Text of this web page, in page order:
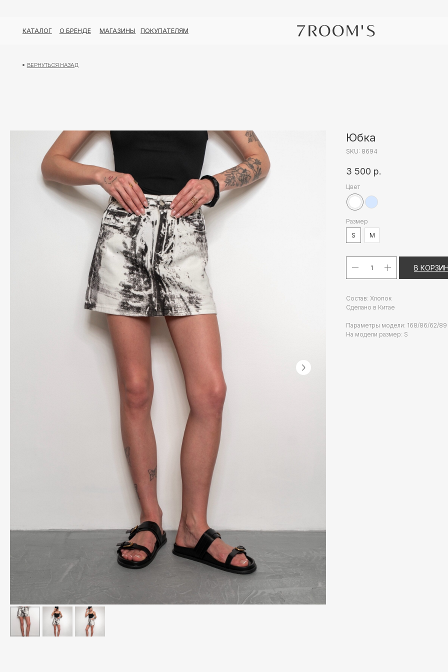
КАТАЛОГ О БРЕНДЕ МАГАЗИНЫ ПОКУПАТЕЛЯМ
Юбка
SKU: 8694
3 500 р.
Цвет
Размер
S
M
В
Состав: Хлопок
Сделано в Китае
Параметры модели: 168/86/62/89
На модели размер: S